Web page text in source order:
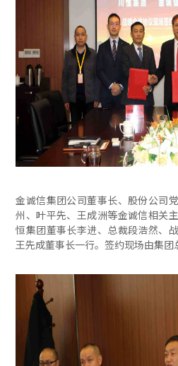
金诚信集团公司董事长、股份公司
州、叶平先、王成洲等金诚信相关
恒集团董事长李进、总裁段浩然、
王先成董事长一行。签约现场由集团